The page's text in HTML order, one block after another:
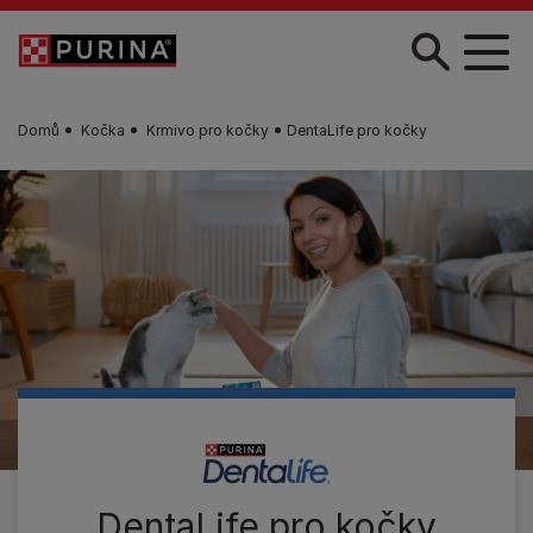
Skip to main content
Domů Kočka Krmivo pro kočky DentaLife pro kočky